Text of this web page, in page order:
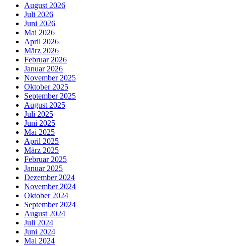
August 2026
Juli 2026
Juni 2026
Mai 2026
April 2026
März 2026
Februar 2026
Januar 2026
November 2025
Oktober 2025
September 2025
August 2025
Juli 2025
Juni 2025
Mai 2025
April 2025
März 2025
Februar 2025
Januar 2025
Dezember 2024
November 2024
Oktober 2024
September 2024
August 2024
Juli 2024
Juni 2024
Mai 2024